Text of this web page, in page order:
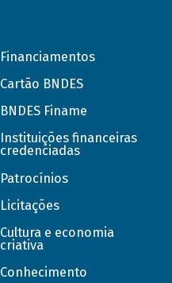
Financiamentos
Cartão BNDES
BNDES Finame
Instituições financeiras
credenciadas
Patrocínios
Licitações
Cultura e economia
criativa
Conhecimento